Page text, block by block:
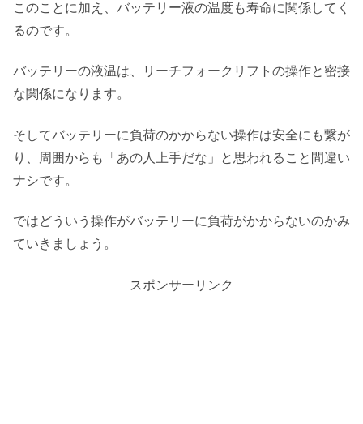
このことに加え、バッテリー液の温度も寿命に関係してく
るのです。
バッテリーの液温は、リーチフォークリフトの操作と密接
な関係になります。
そしてバッテリーに負荷のかからない操作は安全にも繋が
り、周囲からも「あの人上手だな」と思われること間違い
ナシです。
ではどういう操作がバッテリーに負荷がかからないのかみ
ていきましょう。
スポンサーリンク